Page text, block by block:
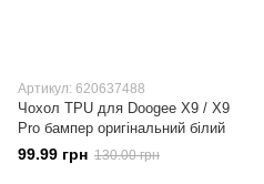
Артикул: 620637488
Чохол TPU для Doogee X9 / X9
Pro бампер оригінальний білий
99.99 грн 130.00 грн